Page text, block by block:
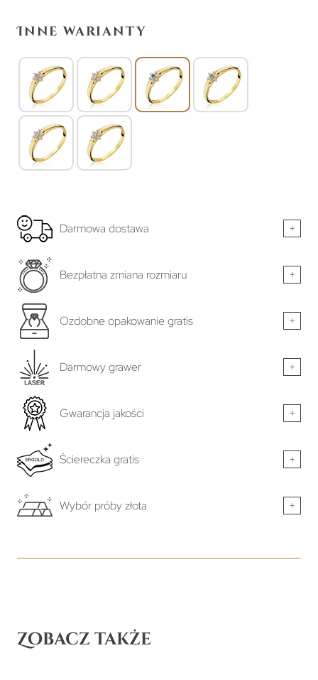
Inne warianty
Darmowa dostawa +
Bezpłatna zmiana rozmiaru +
Ozdobne opakowanie gratis +
Darmowy grawer +
Gwarancja jakości +
Ściereczka gratis +
Wybór próby złota +
Zobacz także